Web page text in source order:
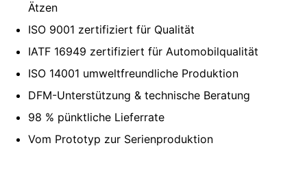
Ätzen
ISO 9001 zertifiziert für Qualität
IATF 16949 zertifiziert für Automobilqualität
ISO 14001 umweltfreundliche Produktion
DFM-Unterstützung & technische Beratung
98 % pünktliche Lieferrate
Vom Prototyp zur Serienproduktion